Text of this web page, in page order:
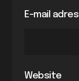
E-mail adres
Website